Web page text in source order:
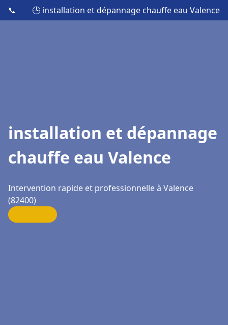
📞 🕒 installation et dépannage chauffe eau Valence
installation et dépannage
chauffe eau Valence
Intervention rapide et professionnelle à Valence
(82400)